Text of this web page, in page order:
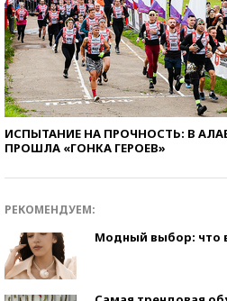
ИСПЫТАНИЕ НА ПРОЧНОСТЬ: В
ПРОШЛА «ГОНКА ГЕРОЕВ»
РЕКОМЕНДУЕМ:
Модный выбор: что